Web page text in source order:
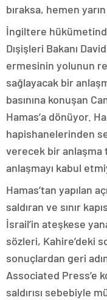
bıraksa, hemen
İngiltere
Dışişleri Bakanı
ermesinin yolunun
sağlayacak bir
basınına konuşan
Hamas’a dönüyor.
hapishanelerinden
verecek bir anlaşma
anlaşmayı kabul
Hamas’tan yapılan
saldıran ve sınır
İsrail’in ateşkese
sözleri, Kahire’deki
sonuçlardan geri
Associated Press’e
saldırısı sebebiyle